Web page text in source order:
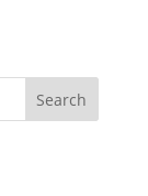
Search